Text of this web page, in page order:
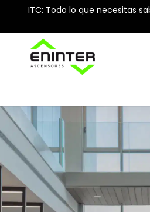
ITC: Todo lo que necesitas